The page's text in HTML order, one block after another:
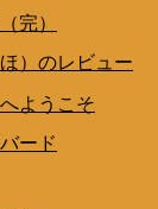
完）
）のレビュー
ようこそ
ード